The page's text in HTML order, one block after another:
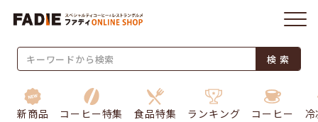
検 索
新商品 コーヒー特集 食品特集 ランキング コーヒー